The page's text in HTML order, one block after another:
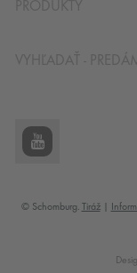
© Schomburg. Tiráž|